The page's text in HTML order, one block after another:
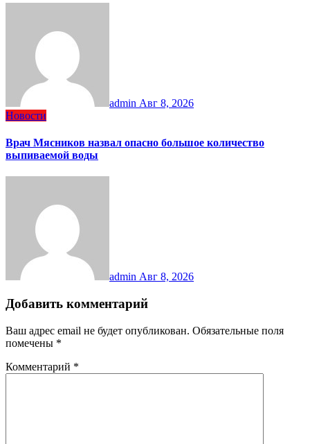
admin Авг 8, 2026
Новости
Врач Мясников назвал опасно большое количество
выпиваемой воды
admin Авг 8, 2026
Добавить комментарий
Ваш адрес email не будет опубликован. Обязательные поля
помечены *
Комментарий *